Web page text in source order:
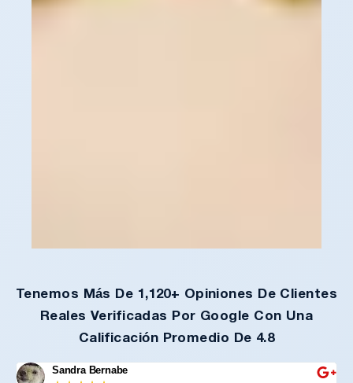
Tenemos Más De 1,120+ Opiniones De Clientes
Reales Verificadas Por Google Con Una
Calificación Promedio De 4.8
Sandra Bernabe